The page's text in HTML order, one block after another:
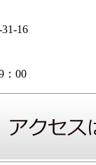
16
：00